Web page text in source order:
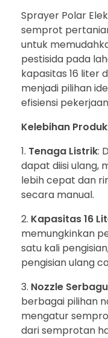
Sprayer Polar
semprot
untuk
pestisida pada
kapasitas 16 liter
menjadi pilihan
efisiensi
Kelebihan
Tenaga Listrik:
dapat diisi ulang,
lebih cepat dan
secara manual.
Kapasitas 16
memungkinkan
satu kali
pengisian ulang
Nozzle
berbagai pilihan
mengatur
dari semprotan